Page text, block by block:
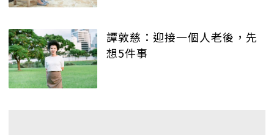
譚敦慈：迎接一個人老後，先
想5件事